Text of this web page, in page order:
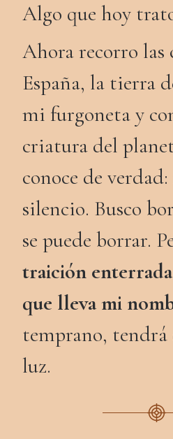
Algo que hoy
Ahora recorro las
España, la tierra
mi furgoneta y
criatura del
conoce de
silencio. Busco
se puede borrar.
traición
que lleva mi
temprano, tendrá
luz.